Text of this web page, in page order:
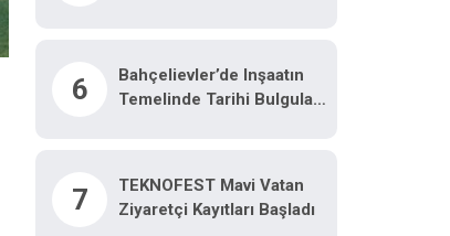
6
Bahçelievler’de Inşaatın
Temelinde Tarihi Bulgular
7
TEKNOFEST Mavi Vatan
Ziyaretçi Kayıtları Başladı